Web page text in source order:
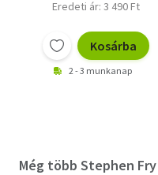
Eredeti ár: 3 490 Ft
Kosárba
2 - 3 munkanap
Még több Stephen Fry